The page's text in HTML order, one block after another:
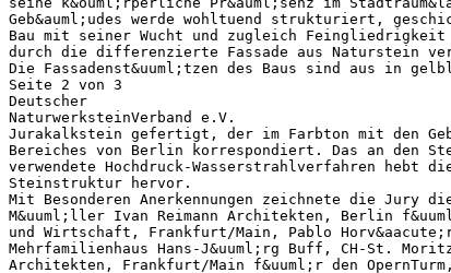
Geb&auml;udes werde wohltuend strukturiert,
Bau mit seiner Wucht und zugleich
durch die differenzierte Fassade aus Naturstein
Die Fassadenst&uuml;tzen des Baus sind aus in
Seite 2 von 3
Deutscher
NaturwerksteinVerband e.V.
Jurakalkstein gefertigt, der im Farbton mit den
Bereiches von Berlin korrespondiert. Das an den
verwendete Hochdruck-Wasserstrahlverfahren hebt
Steinstruktur hervor.
Mit Besonderen Anerkennungen zeichnete die Jury
M&uuml;ller Ivan Reimann Architekten, Berlin
und Wirtschaft, Frankfurt/Main, Pablo
Mehrfamilienhaus Hans-J&uuml;rg Buff, CH-St.
Architekten, Frankfurt/Main f&uuml;r den